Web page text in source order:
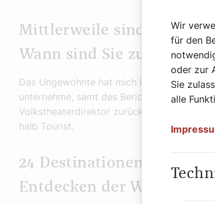
Mittlerweile sind Sie drei
Wann sind Sie zum
Das Ungewohnte hat mich immer schon
unternehme, samt des Berichtens darüber,
Volkstheaterdirektor zurückgelegt habe.
halb Tourist.
24 Destinationen stellen
Entdecken der Welt“ vor.
Wir
für den
oder zur
Sie
alle